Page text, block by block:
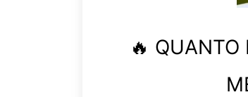
🔥 QUANTO